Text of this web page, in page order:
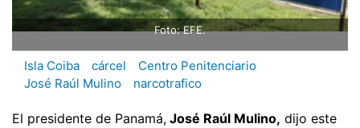
Foto: EFE.
Isla Coiba cárcel
Centro Penitenciario
José Raúl Mulino
narcotrafico
El presidente de Panamá, José Raúl Mulino, dijo este